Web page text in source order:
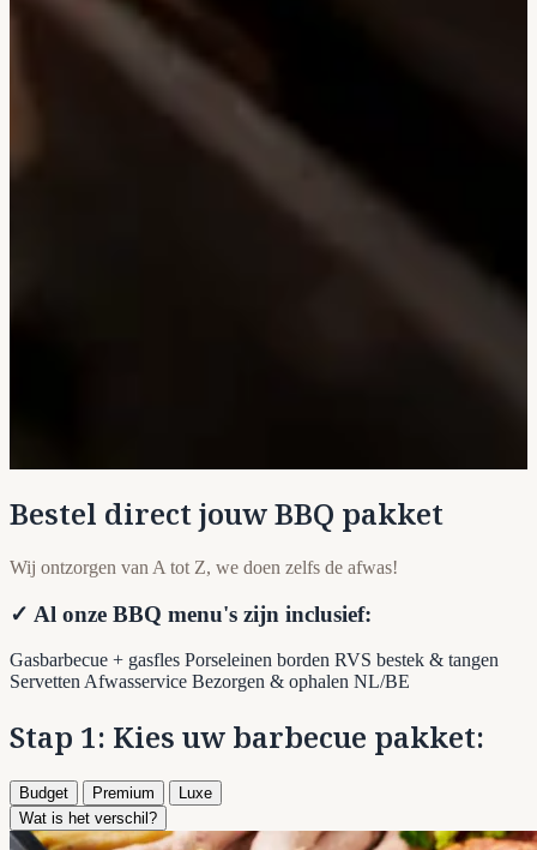
Bestel direct jouw BBQ pakket
Wij ontzorgen van A tot Z, we doen zelfs de afwas!
✓ Al onze BBQ menu's zijn inclusief:
Gasbarbecue + gasfles Porseleinen borden RVS bestek & tangen
ServettenAfwasservice Bezorgen & ophalen NL/BE
Stap 1: Kies uw barbecue pakket:
Budget Premium
Luxe
Wat is het verschil?